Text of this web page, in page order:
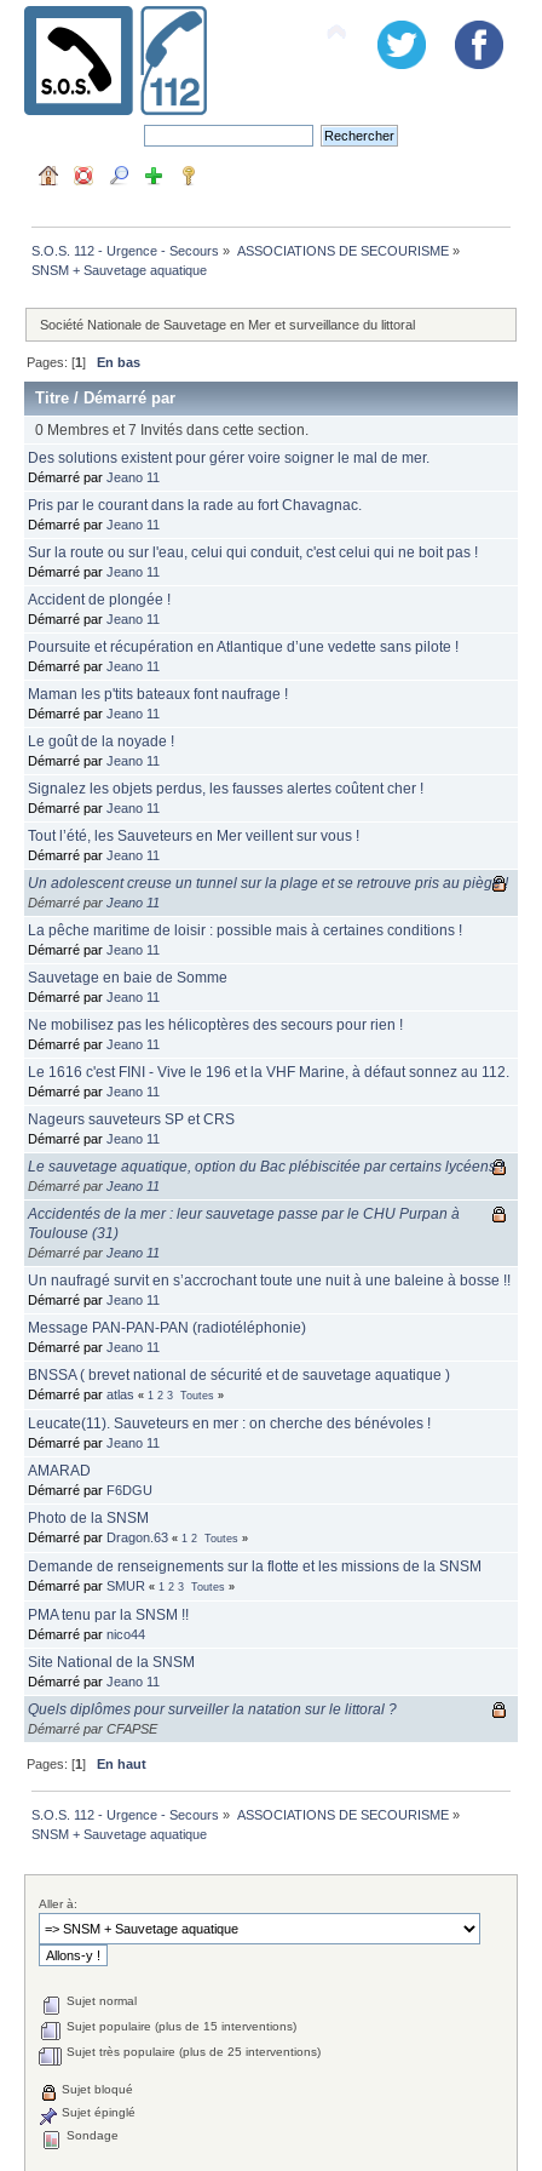
S.O.S. 112 - Urgence - Secours » ASSOCIATIONS DE SECOURISME»
SNSM + Sauvetage aquatique
Société Nationale de Sauvetage en Mer et surveillance du littoral
Pages: [1]En bas
Titre / Démarré par
0 Membres et 7 Invités dans cette section.
Des solutions existent pour gérer voire soigner le mal de mer.
Démarré par Jeano 11
Pris par le courant dans la rade au fort Chavagnac.
Démarré par Jeano 11
Sur la route ou sur l'eau, celui qui conduit, c'est celui qui ne boit pas !
Démarré par Jeano 11
Accident de plongée !
Démarré par Jeano 11
Poursuite et récupération en Atlantique d’une vedette sans pilote !
Démarré par Jeano 11
Maman les p'tits bateaux font naufrage !
Démarré par Jeano 11
Le goût de la noyade !
Démarré par Jeano 11
Signalez les objets perdus, les fausses alertes coûtent cher !
Démarré par Jeano 11
Tout l’été, les Sauveteurs en Mer veillent sur vous !
Démarré par Jeano 11
Un adolescent creuse un tunnel sur la plage et se retrouve pris au piège !
Démarré par Jeano 11
La pêche maritime de loisir : possible mais à certaines conditions !
Démarré par Jeano 11
Sauvetage en baie de Somme
Démarré par Jeano 11
Ne mobilisez pas les hélicoptères des secours pour rien !
Démarré par Jeano 11
Le 1616 c'est FINI - Vive le 196 et la VHF Marine, à défaut sonnez au 112.
Démarré par Jeano 11
Nageurs sauveteurs SP et CRS
Démarré par Jeano 11
Le sauvetage aquatique, option du Bac plébiscitée par certains lycéens !
Démarré par Jeano 11
Accidentés de la mer : leur sauvetage passe par le CHU Purpan à
Toulouse (31)
Démarré par Jeano 11
Un naufragé survit en s’accrochant toute une nuit à une baleine à bosse !!
Démarré par Jeano 11
Message PAN-PAN-PAN (radiotéléphonie)
Démarré par Jeano 11
BNSSA ( brevet national de sécurité et de sauvetage aquatique )
Démarré par atlas « 1 2 3 Toutes »
Leucate(11). Sauveteurs en mer : on cherche des bénévoles !
Démarré par Jeano 11
AMARAD
Démarré par F6DGU
Photo de la SNSM
Démarré par Dragon.63 « 1 2 Toutes »
Demande de renseignements sur la flotte et les missions de la SNSM
Démarré par SMUR « 1 2 3 Toutes »
PMA tenu par la SNSM !!
Démarré par nico44
Site National de la SNSM
Démarré par Jeano 11
Quels diplômes pour surveiller la natation sur le littoral ?
Démarré par CFAPSE
Pages: [1]En haut
S.O.S. 112 - Urgence - Secours » ASSOCIATIONS DE SECOURISME»
SNSM + Sauvetage aquatique
Aller à:
Sujet normal
Sujet populaire (plus de 15 interventions)
Sujet très populaire (plus de 25 interventions)
Sujet bloqué
Sujet épinglé
Sondage